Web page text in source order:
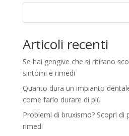
Articoli recenti
Se hai gengive che si ritirano
sintomi e rimedi
Quanto dura un impianto
come farlo durare di più
Problemi di bruxismo? Scopri di
rimedi